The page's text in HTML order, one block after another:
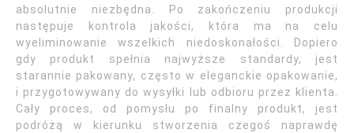
absolutnie niezbędna. Po zakończeniu produkcji
następuje kontrola jakości, która ma na celu
wyeliminowanie wszelkich niedoskonałości. Dopiero
gdy produkt spełnia najwyższe standardy, jest
starannie pakowany, często w eleganckie opakowanie,
i przygotowywany do wysyłki lub odbioru przez klienta.
Cały proces, od pomysłu po finalny produkt, jest
podróżą w kierunku stworzenia czegoś naprawdę